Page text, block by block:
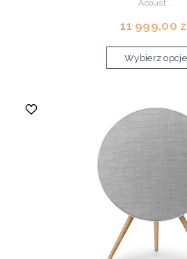
Acoust...
11 999,00
Wybierz opcje